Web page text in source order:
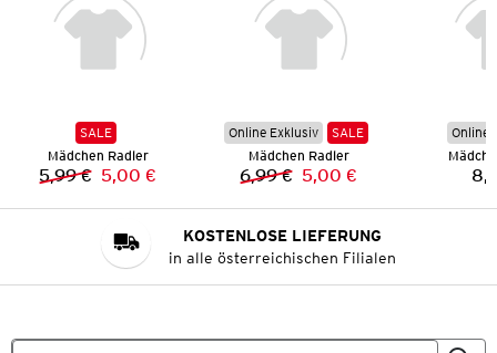
SALE
Mädchen Radler
Vorheriger Preis:
5,99 € Neuer Preis:
5,00 €
Online Exklusiv
SALE
Mädchen Radler
Vorheriger Preis:
6,99 € Neuer Preis:
5,00 €
Online
KOSTENLOSE LIEFERUNG
in alle österreichischen Filialen